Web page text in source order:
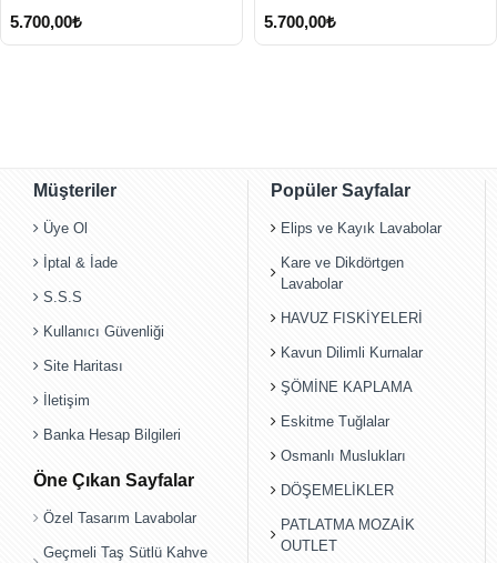
5.700,00₺ 5.700,00₺
Müşteriler
Üye Ol
İptal & İade
S.S.S
Kullanıcı Güvenliği
Site Haritası
İletişim
Banka Hesap Bilgileri
Öne Çıkan Sayfalar
Özel Tasarım Lavabolar
Geçmeli Taş Sütlü Kahve
Popüler Sayfalar
Elips ve Kayık Lavabolar
Kare ve Dikdörtgen
Lavabolar
HAVUZ FISKİYELERİ
Kavun Dilimli Kurnalar
ŞÖMİNE KAPLAMA
Eskitme Tuğlalar
Osmanlı Muslukları
DÖŞEMELİKLER
PATLATMA MOZAİK
OUTLET